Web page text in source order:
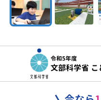
令和5年度
文部科学省